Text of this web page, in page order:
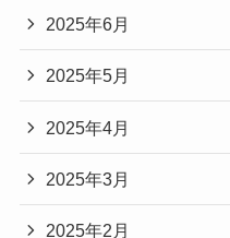
2025年6月
2025年5月
2025年4月
2025年3月
2025年2月